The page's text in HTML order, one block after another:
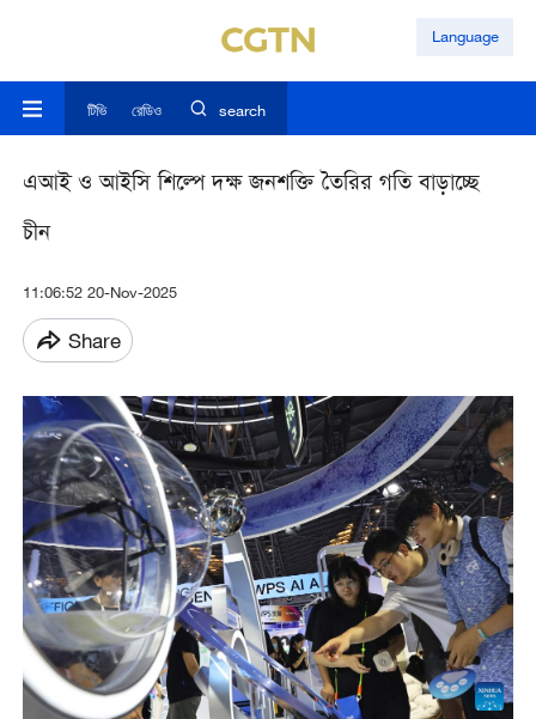
Language
টিভি রেডিও search
এআই ও আইসি শিল্পে দক্ষ জনশক্তি তৈরির গতি বাড়াচ্ছে
চীন
11:06:52 20-Nov-2025
Share